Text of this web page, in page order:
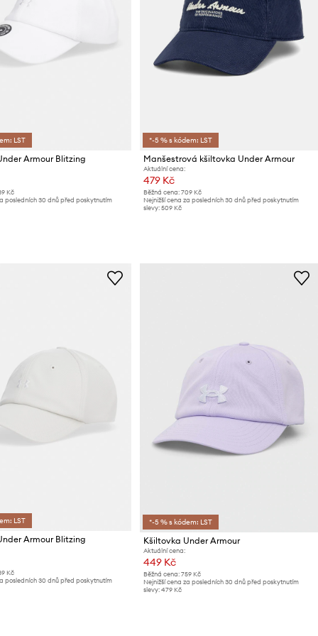
LST
Armour Blitzing
Kč
posledních 30 dnů před poskytnutím
*-5 % s kódem: LST
Manšestrová kšiltovka Under Armour
Aktuální cena:
479 Kč
Běžná cena: 709 Kč
Nejnižší cena za posledních 30 dnů před poskytnutím
slevy: 509 Kč
LST
Armour Blitzing
Kč
posledních 30 dnů před poskytnutím
*-5 % s kódem: LST
Kšiltovka Under Armour
Aktuální cena:
449 Kč
Běžná cena: 759 Kč
Nejnižší cena za posledních 30 dnů před poskytnutím
slevy: 479 Kč